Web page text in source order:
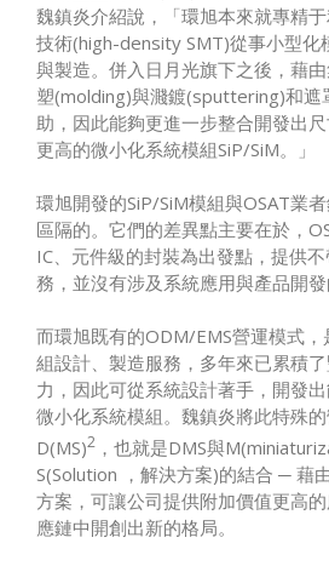
魏鎮炎介紹說，「環旭本來就專精
技術(high-density SMT)從事小型化
與製造。併入日月光旗下之後，藉
塑(molding)與濺鍍(sputtering)和遮
助，因此能夠更進一步整合開發出
更高的微小化系統模組SiP/SiM。」
環旭開發的SiP/SiM模組與OSAT業
區隔的。它們的差異點主要在於，
IC、元件級的封裝為出發點，提供
務，並沒有涉及系統應用與產品開發
而環旭既有的ODM/EMS營運模式
組設計、製造服務，多年來已累積
力，因此可從系統設計著手，開發
微小化系統模組。魏鎮炎將此特殊
D(MS)2 ，也就是DMS與
S(Solution ，解決方案)的結合 ─ 藉
方案，可讓公司提供附加價值更高
應鏈中開創出新的格局。